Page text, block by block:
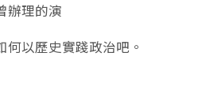
辦理的演
以歷史實踐政治吧。